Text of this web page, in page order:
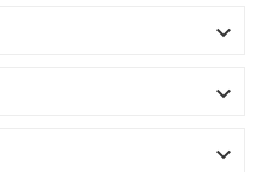


